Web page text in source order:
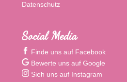
Datenschutz
Social Media
Finde uns auf Facebook
Bewerte uns auf Google
Sieh uns auf Instagram